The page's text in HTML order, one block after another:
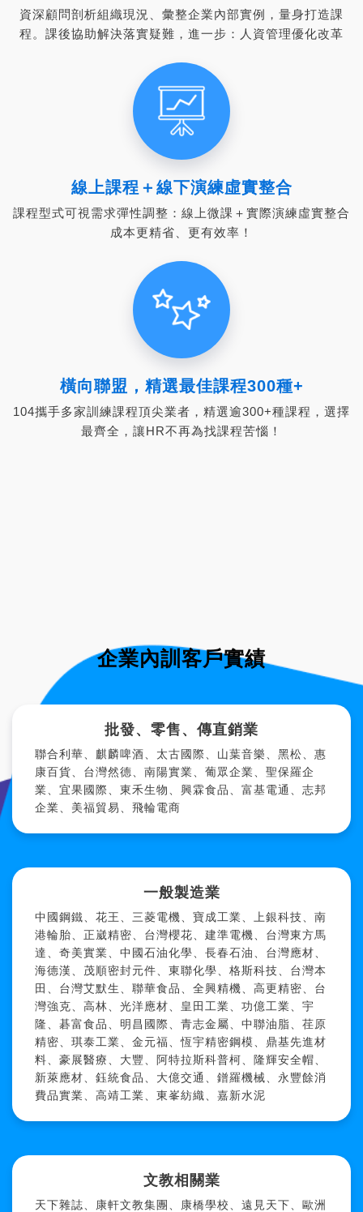
資深顧問剖析組織現況、彙整企業內部實例，量身打造課
程。課後協助解決落實疑難，進一步：人資管理優化改革
線上課程＋線下演練虛實整合
課程型式可視需求彈性調整：線上微課＋實際演練虛實整合
成本更精省、更有效率！
橫向聯盟，精選最佳課程300種+
104攜手多家訓練課程頂尖業者，精選逾300+種課程，選擇
最齊全，讓HR不再為找課程苦惱！
企業內訓客戶實績
批發、零售、傳直銷業
聯合利華、麒麟啤酒、太古國際、山葉音樂、黑松、惠
康百貨、台灣然德、南陽實業、葡眾企業、聖保羅企
業、宜果國際、東禾生物、興霖食品、富基電通、志邦
企業、美福貿易、飛輪電商
一般製造業
中國鋼鐵、花王、三菱電機、寶成工業、上銀科技、南
港輪胎、正崴精密、台灣櫻花、建準電機、台灣東方馬
達、奇美實業、中國石油化學、長春石油、台灣應材、
海德漢、茂順密封元件、東聯化學、格斯科技、台灣本
田、台灣艾默生、聯華食品、全興精機、高更精密、台
灣強克、高林、光洋應材、皇田工業、功億工業、宇
隆、碁富食品、明昌國際、青志金屬、中聯油脂、荏原
精密、琪泰工業、金元福、恆宇精密鋼模、鼎基先進材
料、豪展醫療、大豐、阿特拉斯科普柯、隆輝安全帽、
新萊應材、鈺統食品、大億交通、鐠羅機械、永豐餘消
費品實業、高靖工業、東峯紡織、嘉新水泥
文教相關業
天下雜誌、康軒文教集團、康橋學校、遠見天下、歐洲